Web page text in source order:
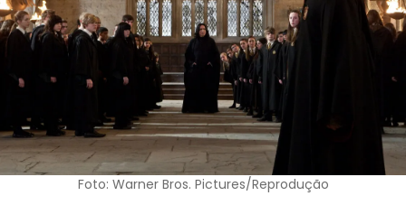
Foto: Warner Bros. Pictures/Reprodução